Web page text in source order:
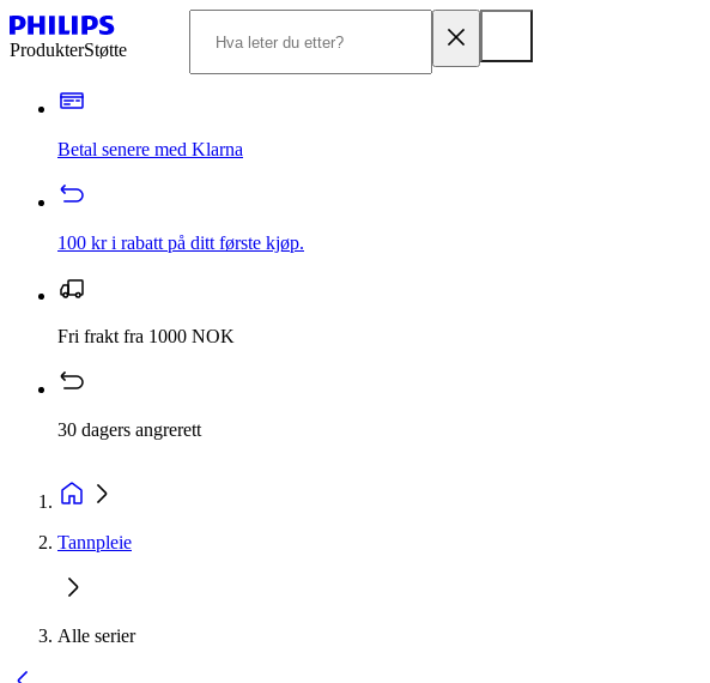
ProdukterStøtte
Betal senere med Klarna
100 kr i rabatt på ditt første kjøp.
Fri frakt fra 1000 NOK
30 dagers angrerett
Tannpleie
Alle serier